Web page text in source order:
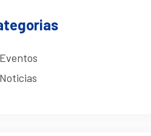
Eventos
Noticias